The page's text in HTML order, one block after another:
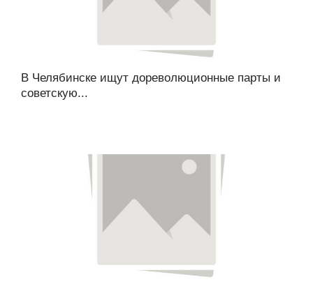
В Челябинске ищут дореволюционные парты и
советскую...